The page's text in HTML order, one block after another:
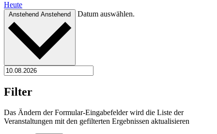
Heute
Anstehend Anstehend Datum auswählen.
Filter
Das Ändern der Formular-Eingabefelder wird die Liste der
Veranstaltungen mit den gefilterten Ergebnissen aktualisieren